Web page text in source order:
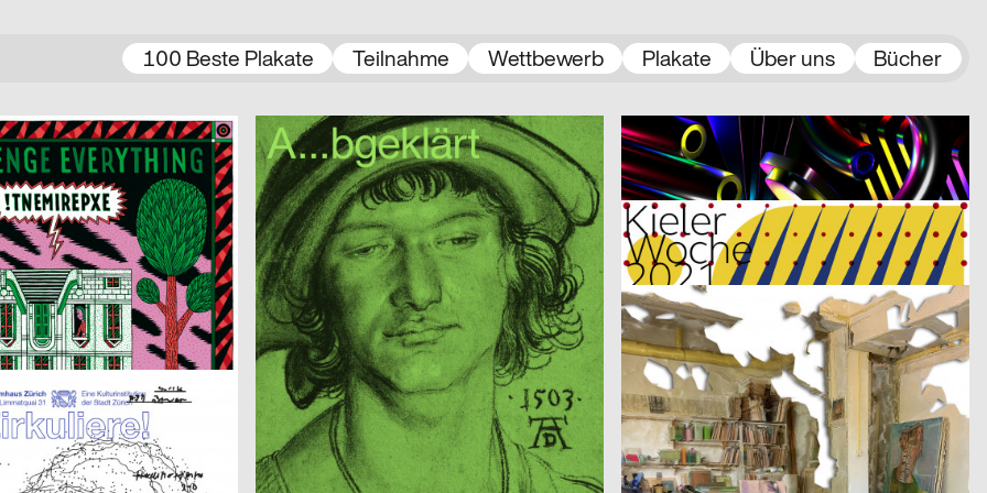
100 Beste Plakate Teilnahme Wettbewerb Plakate Über uns Bücher
D
2021
Vlisco
Beton – Gruppe für Gestaltung A
2021
Jamy Herrmann CH
2021
Restart – Montreux Jazz Festival 2021
Luft D
2021
Miriam Häfele D
2021
Alles ist hin
Claudiabasel Grafik & Interaktion CH
2021
Kieler Woche 2021
Imma Caretta, Gianluca Flütsch, Giannoulas Dimitris CH
2021
Verena Mack D
2021
Human Parasite
Roueche Denis, Studio Fondamenta CH
2021
Etudes d’espace [Raumstudien] n° 1-52 – Visarte Vaud
CH Isabell Hammelbeck, Jana Michael D
2021
Artificial Sexism
2xGoldstein
2021
Architecture Infrastructure Landscape – Construction and Representation of the Territory in Latin America [Architektur Infrastruktur Landschaft – Konstruktion und Repräsentation des Territoriums in Lateinamerika]
CH
2021
3007 A
2021
3007 A
2021